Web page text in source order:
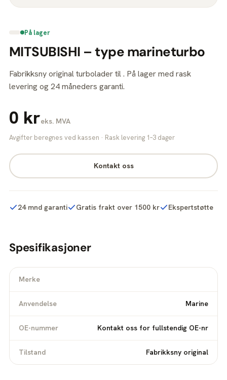
På lager
MITSUBISHI – type marineturbo
Fabrikksny original turbolader til . På lager med rask
levering og 24 måneders garanti.
0 kreks. MVA
Avgifter beregnes ved kassen · Rask levering 1–3 dager
Kontakt oss
24 mnd garanti Gratis frakt over 1500 kr Ekspertstøtte
Spesifikasjoner
Merke
Anvendelse Marine
OE-nummer Kontakt oss for fullstendig OE-nr
Tilstand Fabrikksny original